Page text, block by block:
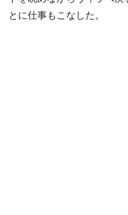
とに仕事もこなした。